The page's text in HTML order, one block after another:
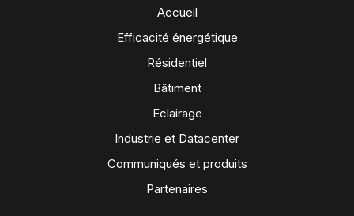
Accueil
Efficacité énergétique
Résidentiel
Bâtiment
Eclairage
Industrie et Datacenter
Communiqués et produits
Partenaires